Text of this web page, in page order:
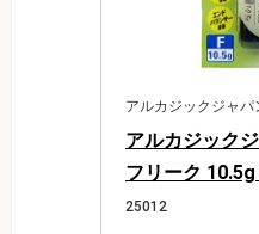
アルカジックジャ
アルカジック
フリーク
25012